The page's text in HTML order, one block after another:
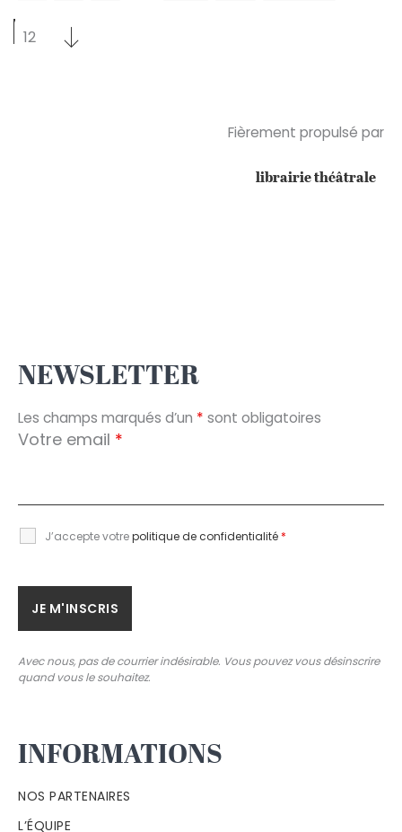
Sélectionnez un nombre par page
12
Sélectionnez un nombre par page
Fièrement propulsé par
librairie théâtrale
NEWSLETTER
Les champs marqués d’un * sont obligatoires
Votre email *
J’accepte votrepolitique de confidentialité *
Avec nous, pas de courrier indésirable. Vous pouvez vous désinscrire
quand vous le souhaitez.
INFORMATIONS
NOS PARTENAIRES
L’ÉQUIPE